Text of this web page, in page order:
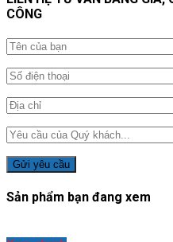
CÔNG
Sản phẩm bạn đang xem